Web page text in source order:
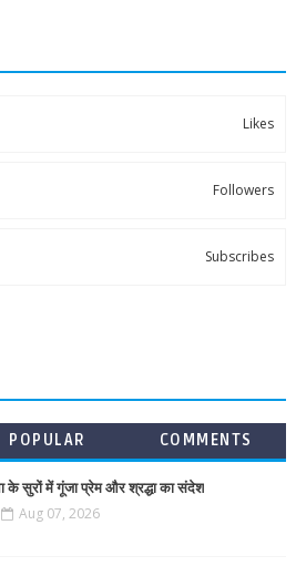
Likes
Followers
Subscribes
POPULAR COMMENTS
के सुरों में गूंजा प्रेम और श्रद्धा का संदेश
Aug 07, 2026